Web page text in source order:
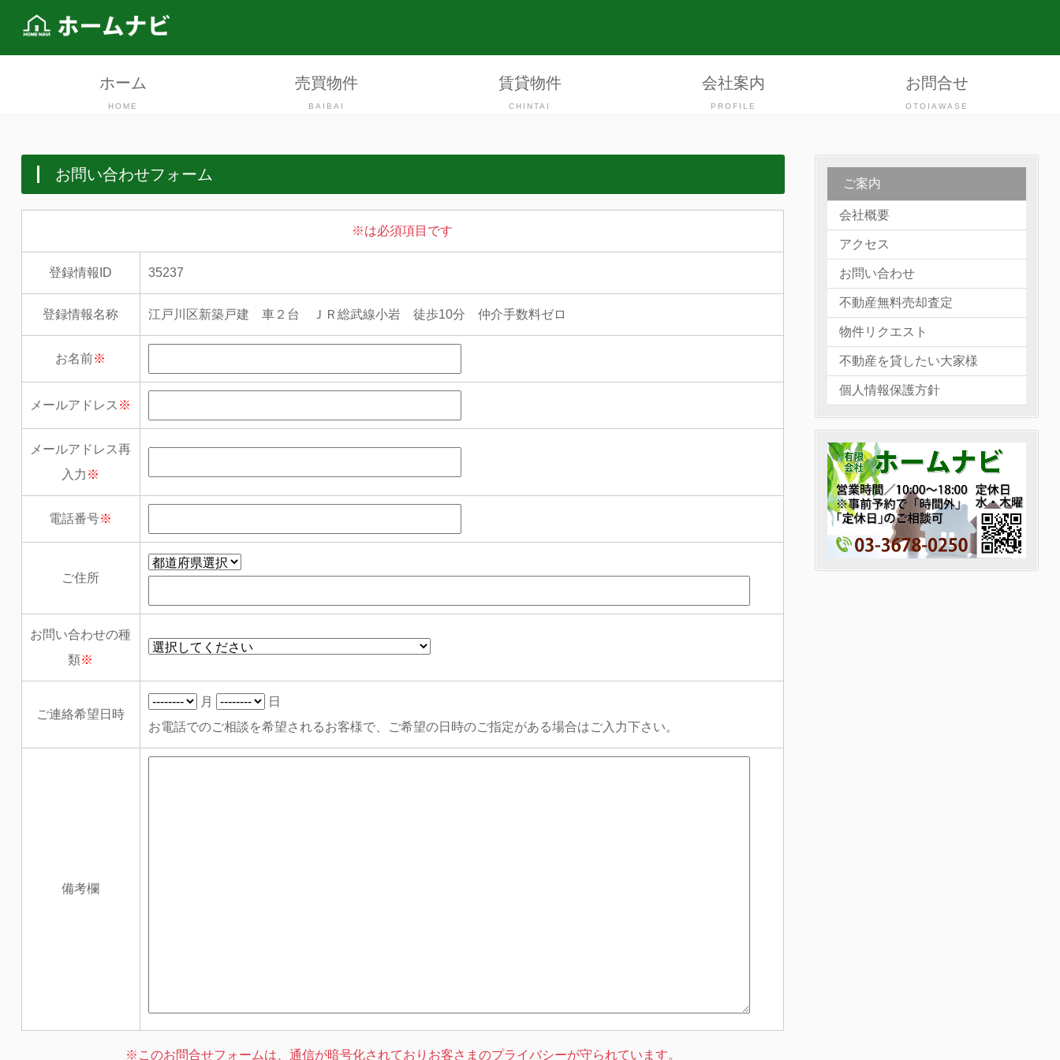
ホーム
HOME
売買物件
BAIBAI
賃貸物件
CHINTAI
会社案内
PROFILE
お問合せ
OTOIAWASE
お問い合わせフォーム
※は必須項目です
登録情報ID 35237
登録情報名称 江戸川区新築戸建 車２台 ＪＲ総武線小岩 徒歩10分 仲介手数料ゼロ
お名前※
メールアドレス ※
メールアドレス再
入力 ※
電話番号※
ご住所
お問い合わせの種
類※
ご連絡希望日時
月
日
お電話でのご相談を希望されるお客様で、ご希望の日時のご指定がある場合はご入力下さい。
備考欄
※このお問合せフォームは、通信が暗号化されておりお客さまのプライバシーが守られています。
ご案内
会社概要
アクセス
お問い合わせ
不動産無料売却査定
物件リクエスト
不動産を貸したい大家様
個人情報保護方針